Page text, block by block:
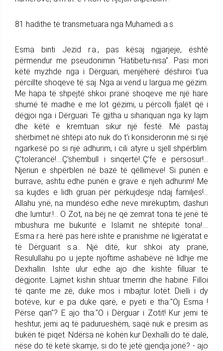
81 hadithe të transmetuara nga Muhamedi a.s.
Esma binti Jezid r.a., pas kësaj ngjarjeje, është
përmendur me pseudonimin "Hatibetu-nisa". Pasi mori
këtë myzhde nga i Dërguari, menjëherë dëshiroi t'ua
përcillte shoqeve të saj. Nga ai vend u largua me gëzim.
Me hapa të shpejtë shkoi pranë shoqeve me një hare
shumë të madhe e me lot gëzimi, u përcolli fjalët që i
dëgjoi nga i Dërguari. Të gjitha u sihariquan nga ky lajm
dhe këtë e kremtuan sikur një festë. Më pastaj
shërbimet në shtëpi ato nuk do t'i konsideronin më si një
ngarkesë po si një adhurim, i cili atyre u sjell shpërblim.
Ç'tolerancë!....Ç'shembull i sinqertë!..Ç'fe e përsosur!...
Njeriun e shpërblen në bazë të qëllimeve! Si punën e
burrave, ashtu edhe punën e grave e njeh adhurim! Me
sa kujdes e lidh gruan për përkujdesje ndaj familjes!...
Allahu ynë, na mundëso edhe neve mirëkuptim, dashuri
dhe lumtur.!… O Zot, na bëj ne që zemrat tona të jenë të
mbushura me bukuritë e Islamit ne shtëpitë tona!....
Esma r.a. herë pas herë ishte e pranishme në ligjëratat e
të Dërguarit s.a.. Një ditë, kur shkoi aty pranë,
Resulullahu po u jepte njoftime ashabëve në lidhje me
Dexhallin. Ishte ulur edhe ajo dhe kishte filluar të
dëgjonte. Lajmet kishin shtuar tmerrin dhe habinë. Filloi
të qante me zë, duke mos i mbajtur lotët. Dielli i dy
botëve, kur e pa duke qarë, e pyeti e tha:"Oj Esma !
Përse qan"? E ajo tha:"O i Dërguar i Zotit! Kur jemi të
heshtur, jemi aq të padurueshëm, saqë nuk e presim as
bukën të piqet. Ndërsa në kohën kur Dexhalli do të dalë,
nëse do të ketë skamje, si do të jetë gjendja jonë? - ajo